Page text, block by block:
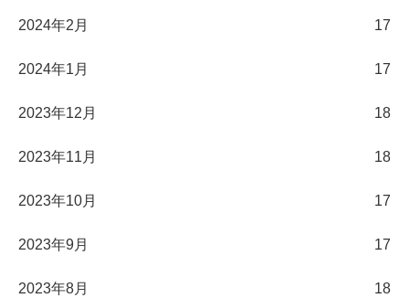
2024年2月 17
2024年1月 17
2023年12月 18
2023年11月 18
2023年10月 17
2023年9月 17
2023年8月 18